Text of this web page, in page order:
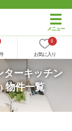
0
お気に入り
ターキッチン
物件一覧